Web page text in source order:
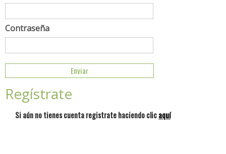
Contraseña
Regístrate
Si aún no tienes cuenta registrate haciendo clicaquí